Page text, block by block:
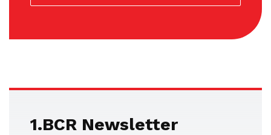
1.BCR Newsletter